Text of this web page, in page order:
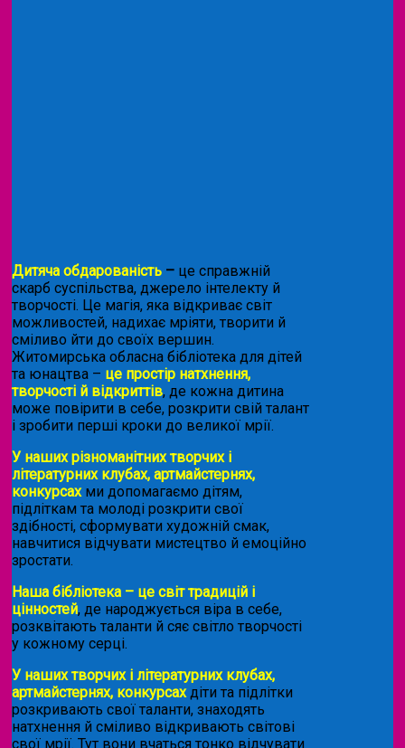
Дитяча обдарованість – це справжній
скарб суспільства, джерело інтелекту й
творчості. Це магія, яка відкриває світ
можливостей, надихає мріяти, творити й
сміливо йти до своїх вершин.
Житомирська обласна бібліотека для дітей
та юнацтва – це простір натхнення,
творчості й відкриттів, де кожна дитина
може повірити в себе, розкрити свій талант
і зробити перші кроки до великої мрії.
У наших різноманітних творчих і
літературних клубах, артмайстернях,
конкурсахми допомагаємо дітям,
підліткам та молоді розкрити свої
здібності, сформувати художній смак,
навчитися відчувати мистецтво й емоційно
зростати.
Наша бібліотека – це світ традицій і
цінностей, де народжується віра в себе,
розквітають таланти й сяє світло творчості
у кожному серці.
У наших творчих і літературних клубах,
артмайстернях, конкурсахдіти та підлітки
розкривають свої таланти, знаходять
натхнення й сміливо відкривають світові
свої мрії. Тут вони вчаться тонко відчувати